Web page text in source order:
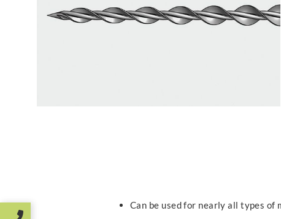
Can be used for nearly all types of